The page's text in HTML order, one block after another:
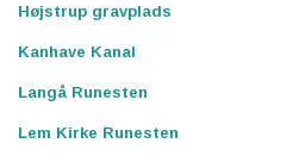
Højstrup gravplads
Kanhave Kanal
Langå Runesten
Lem Kirke Runesten